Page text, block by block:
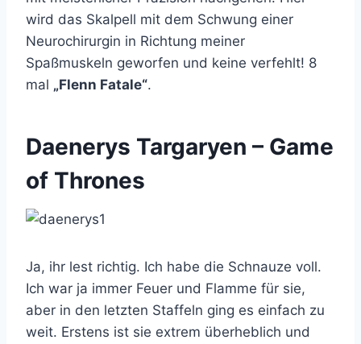
wird das Skalpell mit dem Schwung einer
Neurochirurgin in Richtung meiner
Spaßmuskeln geworfen und keine verfehlt! 8
mal „Flenn Fatale“.
Daenerys Targaryen – Game
of Thrones
Ja, ihr lest richtig. Ich habe die Schnauze voll.
Ich war ja immer Feuer und Flamme für sie,
aber in den letzten Staffeln ging es einfach zu
weit. Erstens ist sie extrem überheblich und